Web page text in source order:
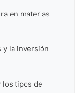
en materias
y la inversión
los tipos de